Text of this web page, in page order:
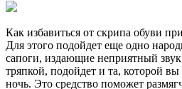
Как избавиться от скрипа обуви
Для этого подойдет еще одно
сапоги, издающие неприятный
тряпкой, подойдет и та, которой
ночь. Это средство поможет